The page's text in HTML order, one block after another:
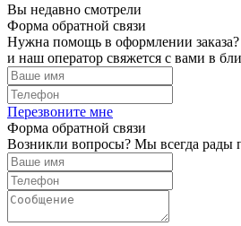
Вы недавно смотрели
Форма обратной связи
Нужна помощь в оформлении заказа?
и наш оператор свяжется с вами в
Перезвоните мне
Форма обратной связи
Возникли вопросы? Мы всегда рады